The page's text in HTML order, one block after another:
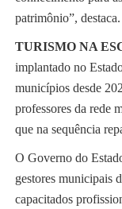
patrimônio”, destaca.
TURISMO NA
implantado no
municípios desde
professores da rede
que na sequência
O Governo do
gestores municipais
capacitados